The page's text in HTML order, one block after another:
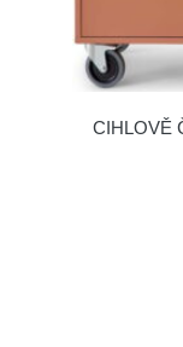
CIHLOVĚ